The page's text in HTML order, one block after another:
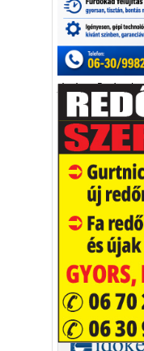
Egészség-
Ahol a
nézők
járvány Európa-
Kaktusz
Vélemény
Újságlapozó
A nagyvilág